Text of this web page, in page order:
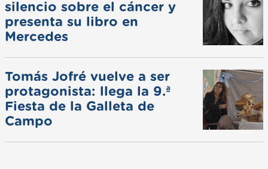
silencio sobre el cáncer y
presenta su libro en
Mercedes
Tomás Jofré vuelve a ser
protagonista: llega la 9.ª
Fiesta de la Galleta de
Campo